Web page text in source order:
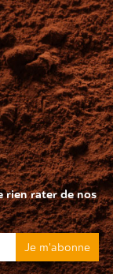
rien rater de nos